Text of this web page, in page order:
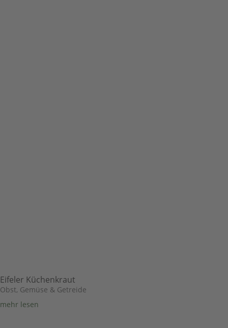
Eifeler Küchenkraut
Obst, Gemüse & Getreide
mehr lesen